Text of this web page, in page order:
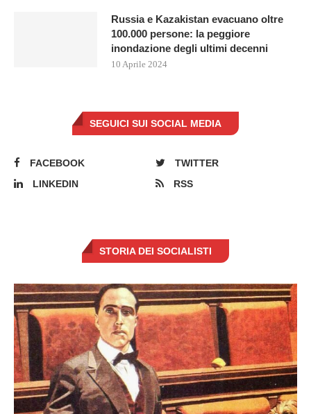
Russia e Kazakistan evacuano oltre
100.000 persone: la peggiore
inondazione degli ultimi decenni
10 Aprile 2024
SEGUICI SUI SOCIAL MEDIA
FACEBOOK
TWITTER
LINKEDIN
RSS
STORIA DEI SOCIALISTI